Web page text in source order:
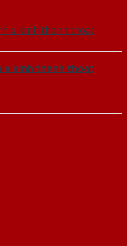
o kinh thanh thoat